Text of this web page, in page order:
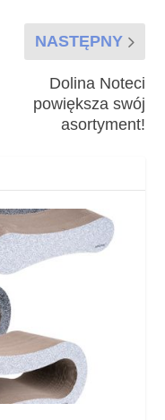
NASTĘPNY
Dolina Noteci
powiększa swój
asortyment!